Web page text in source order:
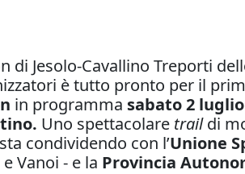
Jesolo-Cavallino Treporti
è tutto pronto per il
in programma sabato 2 luglio
Uno spettacolare traildi
condividendo con l’Unione
Vanoi - e la Provincia